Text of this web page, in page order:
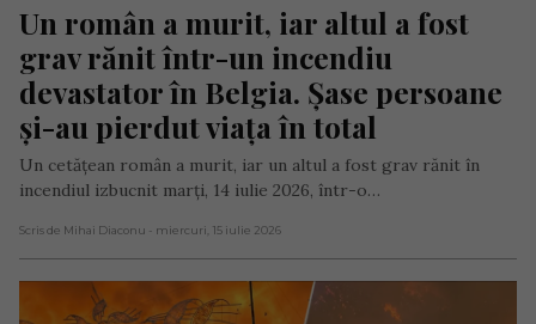
Un român a murit, iar altul a fost
grav rănit într-un incendiu
devastator în Belgia. Șase persoane
și-au pierdut viața în total
Un cetățean român a murit, iar un altul a fost grav rănit în
incendiul izbucnit marți, 14 iulie 2026, într-o…
Scris de Mihai Diaconu - miercuri, 15 iulie 2026